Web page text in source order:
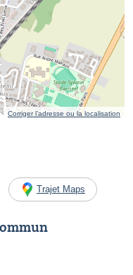
Corriger l’adresse ou la localisation
Trajet Maps